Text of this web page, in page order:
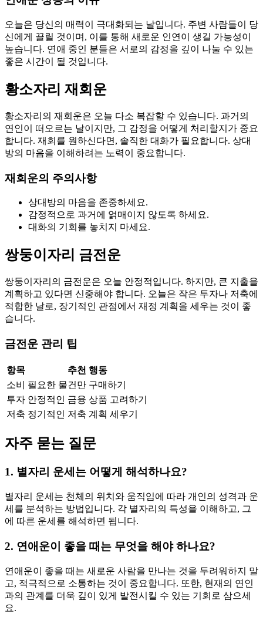
오늘은 당신의 매력이 극대화되는 날입니다. 주변 사람들이 당
신에게 끌릴 것이며, 이를 통해 새로운 인연이 생길 가능성이
높습니다. 연애 중인 분들은 서로의 감정을 깊이 나눌 수 있는
좋은 시간이 될 것입니다.
황소자리 재회운
황소자리의 재회운은 오늘 다소 복잡할 수 있습니다. 과거의
연인이 떠오르는 날이지만, 그 감정을 어떻게 처리할지가 중요
합니다. 재회를 원하신다면, 솔직한 대화가 필요합니다. 상대
방의 마음을 이해하려는 노력이 중요합니다.
재회운의 주의사항
상대방의 마음을 존중하세요.
감정적으로 과거에 얽매이지 않도록 하세요.
대화의 기회를 놓치지 마세요.
쌍둥이자리 금전운
쌍둥이자리의 금전운은 오늘 안정적입니다. 하지만, 큰 지출을
계획하고 있다면 신중해야 합니다. 오늘은 작은 투자나 저축에
적합한 날로, 장기적인 관점에서 재정 계획을 세우는 것이 좋
습니다.
금전운 관리 팁
항목
추천 행동
소비
필요한 물건만 구매하기
투자 안정적인 금융 상품 고려하기
저축 정기적인 저축 계획 세우기
자주 묻는 질문
1. 별자리 운세는 어떻게 해석하나요?
별자리 운세는 천체의 위치와 움직임에 따라 개인의 성격과 운
세를 분석하는 방법입니다. 각 별자리의 특성을 이해하고, 그
에 따른 운세를 해석하면 됩니다.
2. 연애운이 좋을 때는 무엇을 해야 하나요?
연애운이 좋을 때는 새로운 사람을 만나는 것을 두려워하지 말
고, 적극적으로 소통하는 것이 중요합니다. 또한, 현재의 연인
과의 관계를 더욱 깊이 있게 발전시킬 수 있는 기회로 삼으세
요.